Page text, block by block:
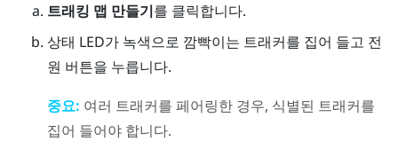
트래킹 맵 만들기를 클릭합니다.
상태 LED가 녹색으로 깜빡이는 트래커를 집어 들고 전
원 버튼을 누릅니다.
중요: 여러 트래커를 페어링한 경우, 식별된 트래커를
집어 들어야 합니다.